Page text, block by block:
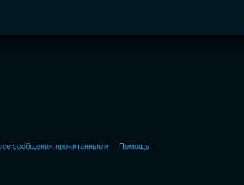
сообщения прочитанными Помощь